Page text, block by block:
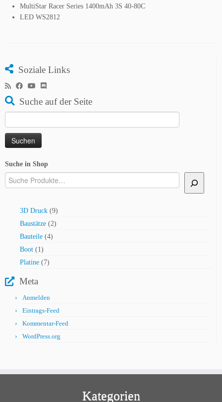
MultiStar Racer Series 1400mAh 3S 40-80C
LED WS2812
Soziale Links
Suche auf der Seite
nach:
Suche in Shop
3D Druck 99
Produkte
Baustätze 22
Bauteile 44
Boot 11
Produkt
Platine 77
Meta
Anmelden
Eintrags-Feed
Kommentar-Feed
WordPress.org
Kategorien